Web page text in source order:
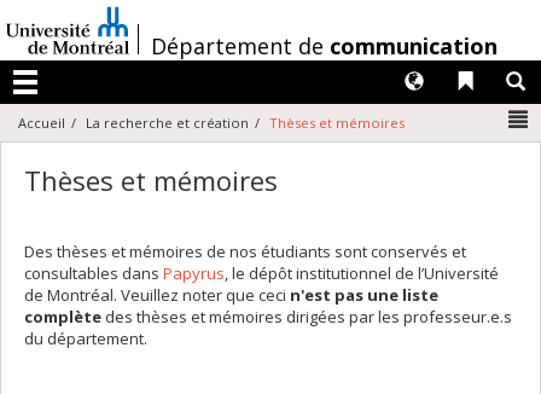
au
contenu
/Département de communication
Menu
Liens
Langues
Accueil La recherche et création Thèses et mémoires
Thèses et mémoires
Des thèses et mémoires de nos étudiants sont conservés et
consultables dans Papyrus, le dépôt institutionnel de l’Université
de Montréal. Veuillez noter que ceci n'est pas une liste
complète des thèses et mémoires dirigées par les professeur.e.s
du département.